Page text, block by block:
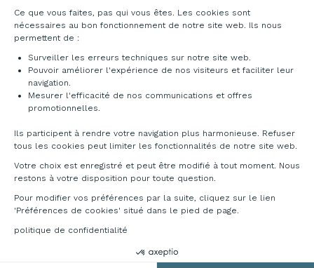
Plateforme de Gestion du Consentement :
Ce que vous faites, pas qui vous êtes. Les cookies sont
nécessaires au bon fonctionnement de notre site web. Ils nous
permettent de :
Surveiller les erreurs techniques sur notre site web.
Pouvoir améliorer l'expérience de nos visiteurs et faciliter leur
navigation.
Mesurer l'efficacité de nos communications et offres
promotionnelles.
Ils participent à rendre votre navigation plus harmonieuse. Refuser
tous les cookies peut limiter les fonctionnalités de notre site web.
Votre choix est enregistré et peut être modifié à tout moment. Nous
restons à votre disposition pour toute question.
Pour modifier vos préférences par la suite, cliquez sur le lien
'Préférences de cookies' situé dans le pied de page.
politique de confidentialité
Axeptio consent
6. VOS ESPACES DE RÉUNION SONT SOUS-
UTILISÉS (OU TOUJOURS BONDÉS)
Si lasalle de réunionest un lieu que vos
employés ont tendanceà éviterparce qu'elle est
réservée, c'est un signe indiscutable qu
temps de repenser son aménagement.